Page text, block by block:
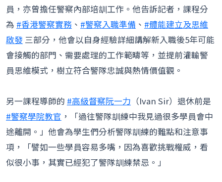
員，亦曾擔任警察內部培訓工作。他告訴記者，課程分
為 #香港警察實務 、 #警察入職準備 、 #體能建立及思維
啟發 三部分，他會以自身經驗詳細講解新入職後5年可能
會接觸的部門、需要處理的工作範疇等，並提前灌輸警
員思維模式，樹立符合警隊忠誠與熱情價值觀。
另一課程導師的 #高級督察阮一力 （Ivan Sir）退休前是
#警察學院教官 ，「過往警隊訓練中我見過很多學員會中
途離開。」他會為學生們分析警隊訓練的難點和注意事
項，「譬如一些學員容易多嘴，因為喜歡挑戰權威，看
似很小事，其實已經犯了警隊訓練禁忌。」